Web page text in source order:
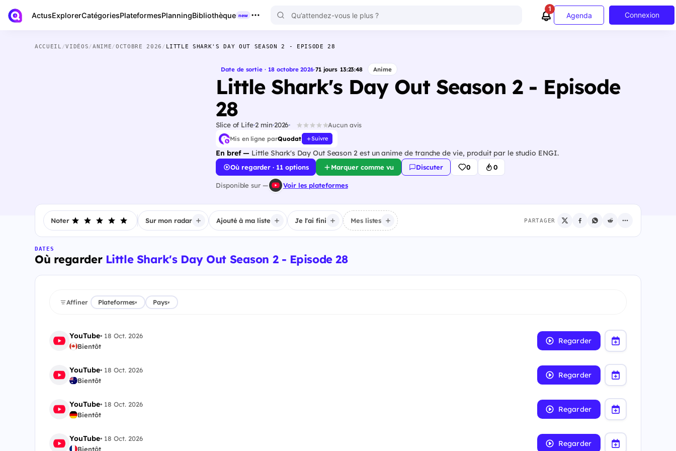
ActusExplorerCatégoriesPlateformesPlanningBibliothèque new
1
Agenda Connexion
ACCUEIL /VIDÉOS/ANIME/OCTOBRE 2026 / LITTLE SHARK'S DAY OUT SEASON 2 - EPISODE 28
Date de sortie · 18 octobre 2026·71 jours 13:23:47 Anime
Little Shark's Day Out Season 2 - Episode
28
Slice of Life 2 min 2026 Aucun avis
Mis en ligne parQuodat Suivre
En bref — Little Shark's Day Out Season 2 est un anime de tranche de vie, produit par le studio ENGI.
Où regarder · 11 options Marquer comme vu Discuter 0 0
Disponible sur — Voir les plateformes
Noter Sur mon radar Ajouté à ma liste Je l'ai fini Mes listes PARTAGER
DATES
Où regarder Little Shark's Day Out Season 2 - Episode 28
Affiner Plateformes▾ Pays▾
YouTube• 18 Oct. 2026
Bientôt
Regarder
YouTube• 18 Oct. 2026
Bientôt
Regarder
YouTube• 18 Oct. 2026
Bientôt
Regarder
YouTube• 18 Oct. 2026
Bientôt
Regarder